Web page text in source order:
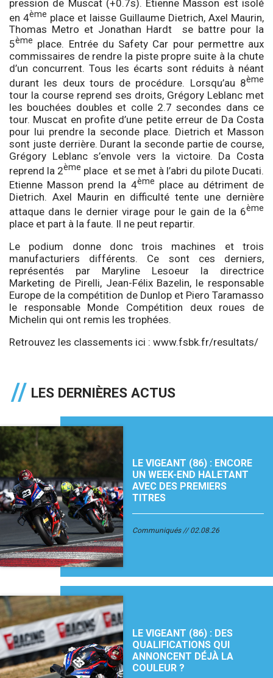
pression de Muscat (+0.7s). Etienne Masson est isolé
en 4ème place et laisse Guillaume Dietrich, Axel Maurin,
Thomas Metro et Jonathan Hardt se battre pour la
5ème place. Entrée du Safety Car pour permettre aux
commissaires de rendre la piste propre suite à la chute
d’un concurrent. Tous les écarts sont réduits à néant
durant les deux tours de procédure. Lorsqu’au 8ème
tour la course reprend ses droits, Grégory Leblanc met
les bouchées doubles et colle 2.7 secondes dans ce
tour. Muscat en profite d’une petite erreur de Da Costa
pour lui prendre la seconde place. Dietrich et Masson
sont juste derrière. Durant la seconde partie de course,
Grégory Leblanc s’envole vers la victoire. Da Costa
reprend la 2ème place et se met à l’abri du pilote Ducati.
Etienne Masson prend la 4ème place au détriment de
Dietrich. Axel Maurin en difficulté tente une dernière
attaque dans le dernier virage pour le gain de la 6ème
place et part à la faute. Il ne peut repartir.
Le podium donne donc trois machines et trois
manufacturiers différents. Ce sont ces derniers,
représentés par Maryline Lesoeur la directrice
Marketing de Pirelli, Jean-Félix Bazelin, le responsable
Europe de la compétition de Dunlop et Piero Taramasso
le responsable Monde Compétition deux roues de
Michelin qui ont remis les trophées.
Retrouvez les classements ici : www.fsbk.fr/resultats/
LES DERNIÈRES ACTUS
LE VIGEANT (86) : ENCORE
UN WEEK-END HALETANT
AVEC DES PREMIERS
TITRES
Communiqués 02.08.26
LE VIGEANT (86) : DES
QUALIFICATIONS QUI
ANNONCENT DÉJÀ LA
COULEUR ?